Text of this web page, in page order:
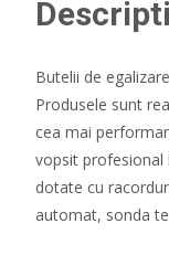
2
primare
de
4
racorduri
Butelii de
Produsele sunt
cea mai
vopsit profesional
dotate cu
automat, sonda